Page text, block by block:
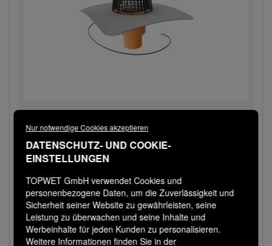
Nur notwendige Cookies akzeptieren
DATENSCHUTZ- UND COOKIE-
EINSTELLUNGEN
TOPWET GmbH verwendet Cookies und
personenbezogene Daten, um die Zuverlässigkeit und
Sicherheit seiner Website zu gewährleisten, seine
Leistung zu überwachen und seine Inhalte und
Werbeinhalte für jeden Kunden zu personalisieren.
Weitere Informationen finden Sie in der
TWE 125 S PE
Dachgully mit der Sondermanschette PE,
senkrechte Ausführung...
Versandfertig in 3 Tagen
181,00 € / Stk
− + Bestellen